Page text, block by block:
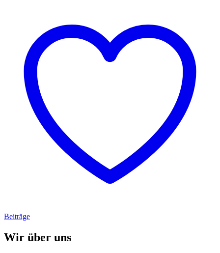
Beiträge
Wir über uns